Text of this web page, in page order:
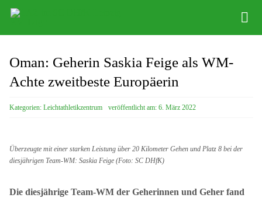
Zum
Leichathletikzentrum
Distance Team
Sponsoren
SC DHfK
Oman: Geherin Saskia Feige als WM-
Achte zweitbeste Europäerin
Kategorien: Leichtathletikzentrum veröffentlicht am: 6. März 2022
Überzeugte mit einer starken Leistung über 20 Kilometer Gehen und Platz 8 bei der
diesjährigen Team-WM: Saskia Feige (Foto: SC DHfK)
Die diesjährige Team-WM der Geherinnen und Geher fand